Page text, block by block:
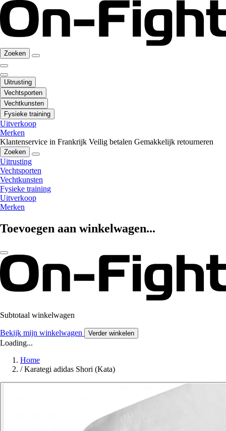
Zoeken
Uitrusting
Vechtsporten
Vechtkunsten
Fysieke training
Uitverkoop
Merken
Klantenservice in Frankrijk Veilig betalen Gemakkelijk retourneren
Zoeken
Uitrusting
Vechtsporten
Vechtkunsten
Fysieke training
Uitverkoop
Merken
Toevoegen aan winkelwagen...
Subtotaal winkelwagen
Bekijk mijn winkelwagen Verder winkelen
Loading...
Home
/ Karategi adidas Shori (Kata)